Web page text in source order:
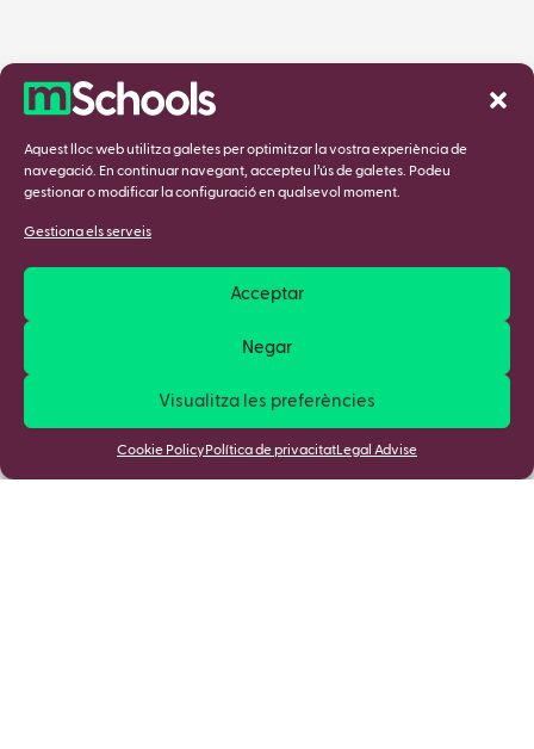
Aquest lloc web utilitza galetes per optimitzar la vostra experiència de
navegació. En continuar navegant, accepteu l’ús de galetes. Podeu
gestionar o modificar la configuració en qualsevol moment.
Gestiona els serveis
Acceptar
Negar
Visualitza les preferències
Cookie Policy Política de privacitatLegal Advise